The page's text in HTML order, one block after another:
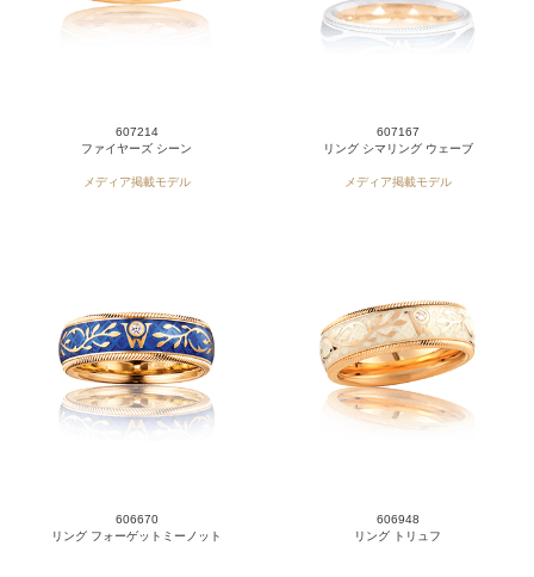
607214
ファイヤーズ シーン
メディア掲載モデル
607167
リング シマリング ウェーブ
メディア掲載モデル
606670
リング フォーゲットミーノット
606948
リング トリュフ